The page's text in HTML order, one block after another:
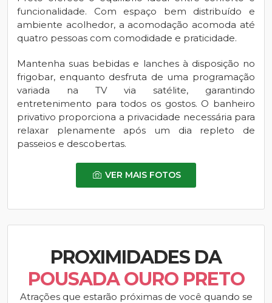
funcionalidade. Com espaço bem distribuído e
ambiente acolhedor, a acomodação acomoda até
quatro pessoas com comodidade e praticidade.
Mantenha suas bebidas e lanches à disposição no
frigobar, enquanto desfruta de uma programação
variada na TV via satélite, garantindo
entretenimento para todos os gostos. O banheiro
privativo proporciona a privacidade necessária para
relaxar plenamente após um dia repleto de
passeios e descobertas.
VER MAIS FOTOS
PROXIMIDADES DA
POUSADA OURO PRETO
Atrações que estarão próximas de você quando se